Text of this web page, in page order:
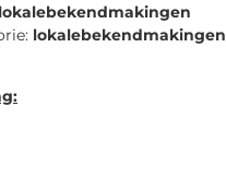
lokalebekendmakingen
lokalebekendmakingen